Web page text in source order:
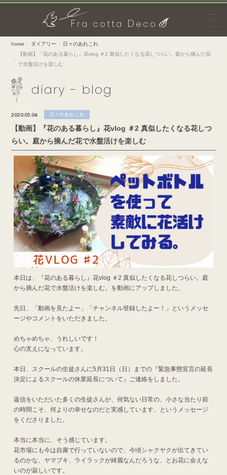
Fra cotta D eco
home ダイアリー
日々のあれこれ
【動画】『花のある暮らし』花vlog ＃2 真似したくなる花しつらい。庭から摘んだ花
で水盤活けを楽しむ
diary - blog
2020.05.06 日々のあれこれ
【動画】『花のある暮らし』花vlog ＃2 真似したくなる花しつ
らい。庭から摘んだ花で水盤活けを楽しむ
本日は、『花のある暮らし』花vlog ＃2 真似したくなる花しつらい。庭
から摘んだ花で水盤活けを楽しむ。を動画にアップしました。
先日、「動画を見たよー」「チャンネル登録したよー！」というメッセ
ージやコメントをいただきました。
めちゃめちゃ、うれしいです！
心の支えになっています。
本日、スクールの生徒さんに5月31日（日）までの『緊急事態宣言の延長
決定によるスクールの休業延長について』ご連絡をしました。
返信をいただいた多くの生徒さんが、何気ない日常の、小さな当たり前
の時間こそ、何よりの幸せなのだと実感しています、というメッセージ
をくださりました。
本当に本当に、そう感じています。
花市場にも今は自粛で行っていないので、今頃シャクヤクが出てきてい
るのかな、ヤマブキ、ライラックが綺麗なんだろうな、とお花に会えな
いのが寂しいです。